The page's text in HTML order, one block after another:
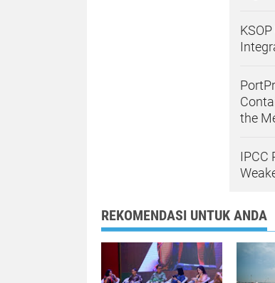
the
IPCC
REKOMENDASI UNTUK ANDA